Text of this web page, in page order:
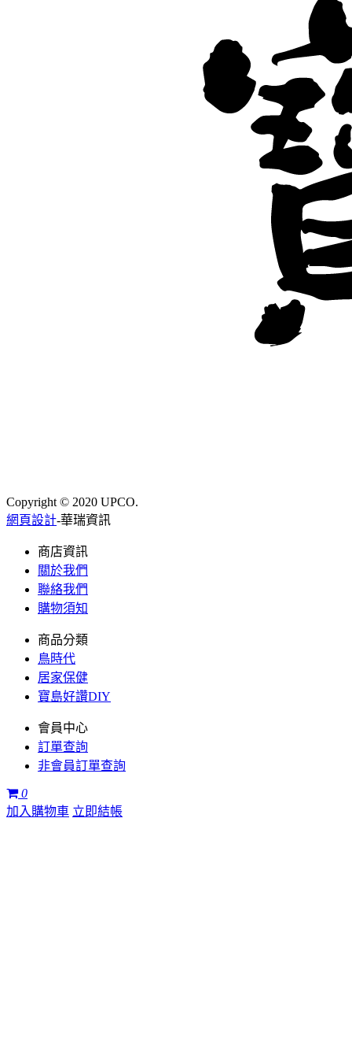
Copyright © 2020 UPCO.
網頁設計-華瑞資訊
商店資訊
關於我們
聯絡我們
購物須知
商品分類
鳥時代
居家保健
寶島好讚DIY
會員中心
訂單查詢
非會員訂單查詢
0
加入購物車 立即結帳